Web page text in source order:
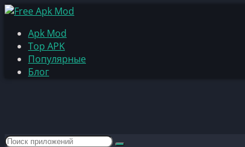
Apk Mod
Top APK
Популярные
Блог